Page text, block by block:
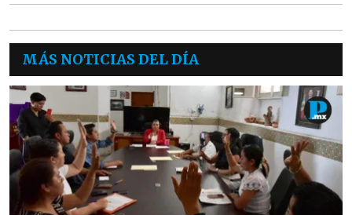
MÁS NOTICIAS DEL DÍA